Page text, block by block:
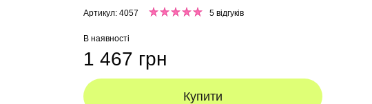
Артикул: 4057 5 відгуків
1 467 грн
В наявності
Купити